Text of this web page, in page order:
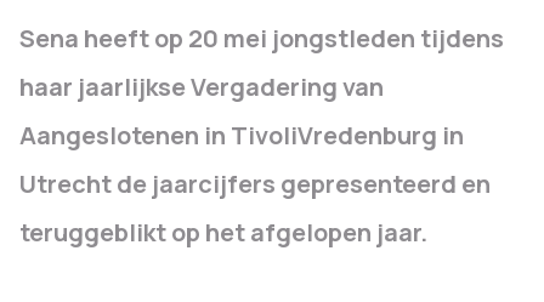
Sena heeft op 20 mei jongstleden tijdens
haar jaarlijkse Vergadering van
Aangeslotenen in TivoliVredenburg in
Utrecht de jaarcijfers gepresenteerd en
teruggeblikt op het afgelopen jaar.